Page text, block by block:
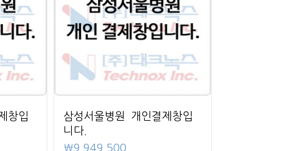
창입
삼성서울병원 개인결제창입
니다.
₩9,949,500